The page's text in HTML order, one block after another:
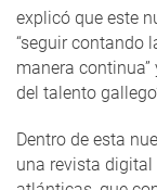
explicó que este
“seguir contando
manera
del talento
Dentro de esta
una revista